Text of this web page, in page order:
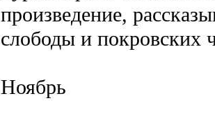
произведение,
слободы и покровских
Ноябрь